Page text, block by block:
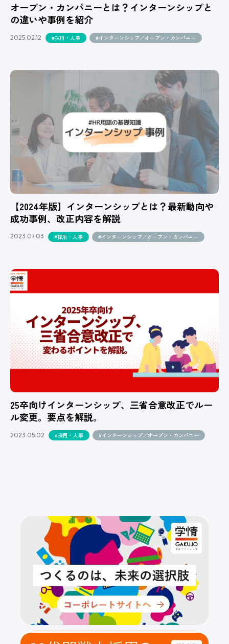
オープン・カンパニーとは？インターンシップと
の違いや事例を紹介
2025.02.12 #採用・人事 #インターンシップ／オープン・カンパニー
【2024年版】インターンシップとは？最新動向や
成功事例、改正内容を解説
2023.07.03 #採用・人事 #インターンシップ／オープン・カンパニー
25卒向けインターンシップ、三省合意改正でルー
ル変更。要点を解説。
2023.05.02 #採用・人事 #インターンシップ／オープン・カンパニー